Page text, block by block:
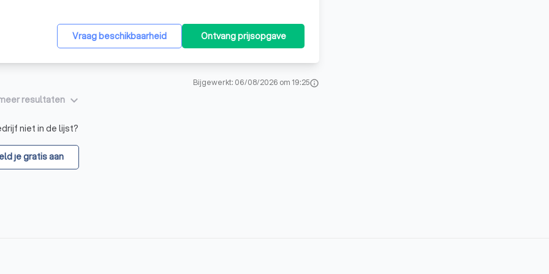
Vraag beschikbaarheid Ontvang prijsopgave
Bijgewerkt: 06/08/2026 om 19:25info
resultaten keyboard_arrow_down
niet in de lijst?
je gratis aan